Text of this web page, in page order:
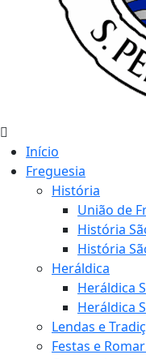
Início
Freguesia
História
União de
História
História
Heráldica
Heráldica
Heráldica
Lendas e
Festas e